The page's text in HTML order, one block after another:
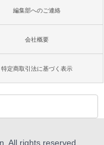
編集部へのご連絡
会社概要
特定商取引法に基づく表示
All rights reserved.